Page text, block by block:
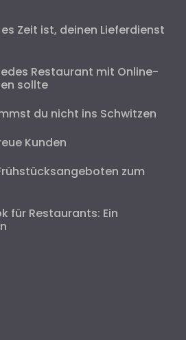
Zeit ist, deinen Lieferdienst
Restaurant mit Online-
sollte
du nicht ins Schwitzen
Kunden
zum
für Restaurants: Ein